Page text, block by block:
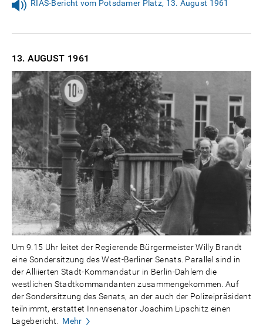
RIAS-Bericht vom Potsdamer Platz, 13. August 1961
13. AUGUST 1961
Um 9.15 Uhr leitet der Regierende Bürgermeister Willy Brandt
eine Sondersitzung des West-Berliner Senats. Parallel sind in
der Alliierten Stadt-Kommandatur in Berlin-Dahlem die
westlichen Stadtkommandanten zusammengekommen. Auf
der Sondersitzung des Senats, an der auch der Polizeipräsident
teilnimmt, erstattet Innensenator Joachim Lipschitz einen
Lagebericht.
Mehr